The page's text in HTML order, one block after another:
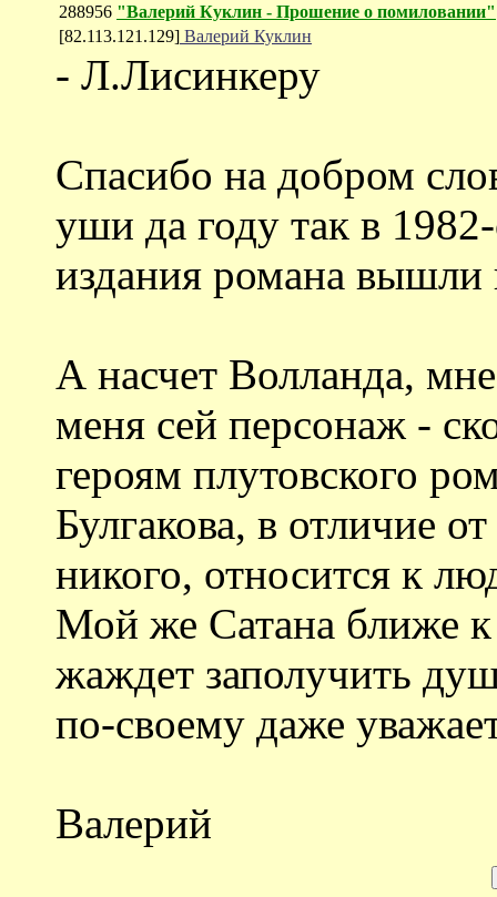
288956 "Валерий Куклин - Прошение о помиловании"
[82.113.121.129] Валерий Куклин
- Л.Лисинкеру
Спасибо на добром
уши да году так в
издания романа вышли
А насчет Волланда,
меня сей персонаж -
героям плутовского
Булгакова, в отличие
никого, относится к
Мой же Сатана ближе
жаждет заполучить
по-своему даже
Валерий